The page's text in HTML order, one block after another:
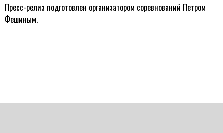
Пресс-релиз подготовлен организатором соревнований Петром
Фешиным.